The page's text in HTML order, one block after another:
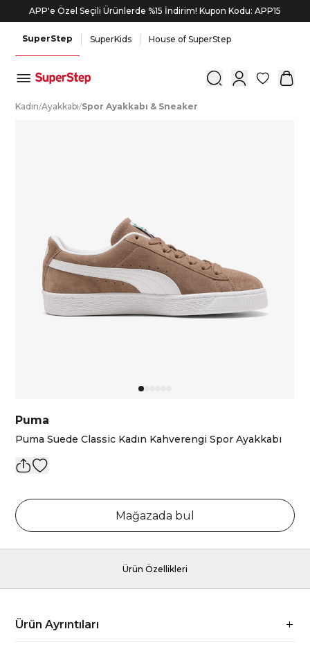
APP'e Özel Seçili Ürünlerde %15 İndirim! Kupon Kodu: APP15
SuperStep SuperKids House of SuperStep
0
Kadın/Ayakkabı/Spor Ayakkabı & Sneaker
Puma
Puma Suede Classic Kadın Kahverengi Spor Ayakkabı
Mağazada bul
Ürün Özellikleri
Ürün Ayrıntıları